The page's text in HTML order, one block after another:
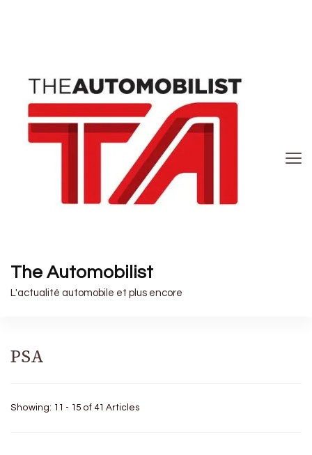
The Automobilist
L'actualité automobile et plus encore
PSA
Showing: 11 - 15 of 41 Articles